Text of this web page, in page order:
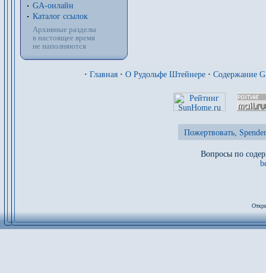
GA-онлайн
Каталог ссылок
Архивные разделы
в настоящее время
не наполняются
· Главная · О Рудольфе Штейнере · Содержание
Пожертвовать,
Вопросы по